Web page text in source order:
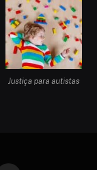
Justiça para autistas